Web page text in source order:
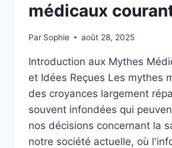
médicaux
Par Sophie août 28, 2025
Introduction aux Mythes
et Idées Reçues Les mythes
des croyances largement
souvent infondées qui
nos décisions concernant la
notre société actuelle, où